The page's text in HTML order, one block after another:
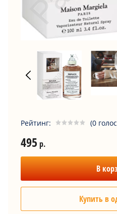
Рейтинг: (0
495 р.
В
Купить в